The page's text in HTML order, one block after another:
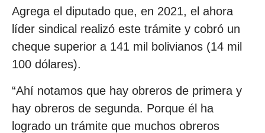
Agrega el diputado que, en 2021, el ahora
líder sindical realizó este trámite y cobró un
cheque superior a 141 mil bolivianos (14 mil
100 dólares).
“Ahí notamos que hay obreros de primera y
hay obreros de segunda. Porque él ha
logrado un trámite que muchos obreros